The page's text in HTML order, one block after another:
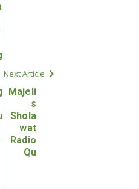
Next Article
Majeli
s
Shola
wat
Radio
Qu